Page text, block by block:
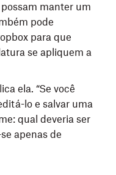
manter um
pode
para que
se apliquem a
ela. “Se você
lo e salvar uma
qual deveria ser
apenas de